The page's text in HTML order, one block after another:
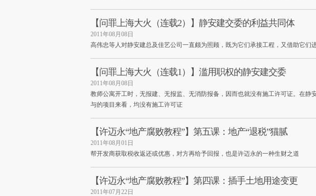
【问罪上海大火（连载2）】静安建交委的利益共同体
2011年08月08日
高伟忠等人对静安建总及佳艺公司一直颇为照顾，既为它们承接工程，又借助它们
【问罪上海大火（连载1）】滥用职权的静安建交委
2011年08月08日
教师公寓开工时，无报建、无报监、无消防报备，因而也就没有施工许可证。在静
与的项目来看，均没有施工许可证
【许迈永“地产腐败教程”】第五课：地产“退税”猫腻
2011年08月01日
帮开发商获取税收返还或优惠，对方再给予回报，也是许迈永的一种生财之道
【许迈永“地产腐败教程”】第四课：插手土地用途变更
2011年07月22日